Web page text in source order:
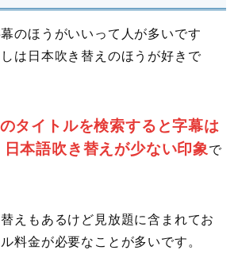
のほうがいいって人が多いです
は日本吹き替えのほうが好きで
タイトルを検索すると字幕は
本語吹き替えが少ない印象 で
えもあるけど見放題に含まれてお
料金が必要なことが多いです。